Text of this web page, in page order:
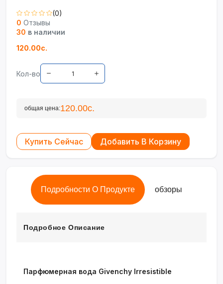
(0)
0 Отзывы
30 в наличии
120.00с.
Кол-во
общая цена:120.00с.
Купить Сейчас Добавить В Корзину
Подробности О Продукте обзоры
Подробное Описание
Парфюмерная вода Givenchy Irresistible